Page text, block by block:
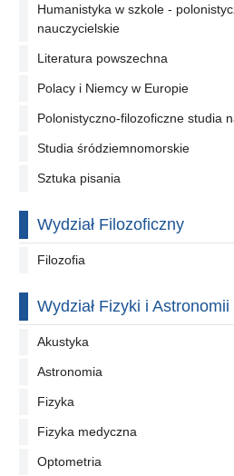
Humanistyka w szkole -
nauczycielskie
Literatura powszechna
Polacy i Niemcy w Europie
Polonistyczno-filozoficzne studia
Studia śródziemnomorskie
Sztuka pisania
Wydział Filozoficzny
Filozofia
Wydział Fizyki i Astronomii
Akustyka
Astronomia
Fizyka
Fizyka medyczna
Optometria